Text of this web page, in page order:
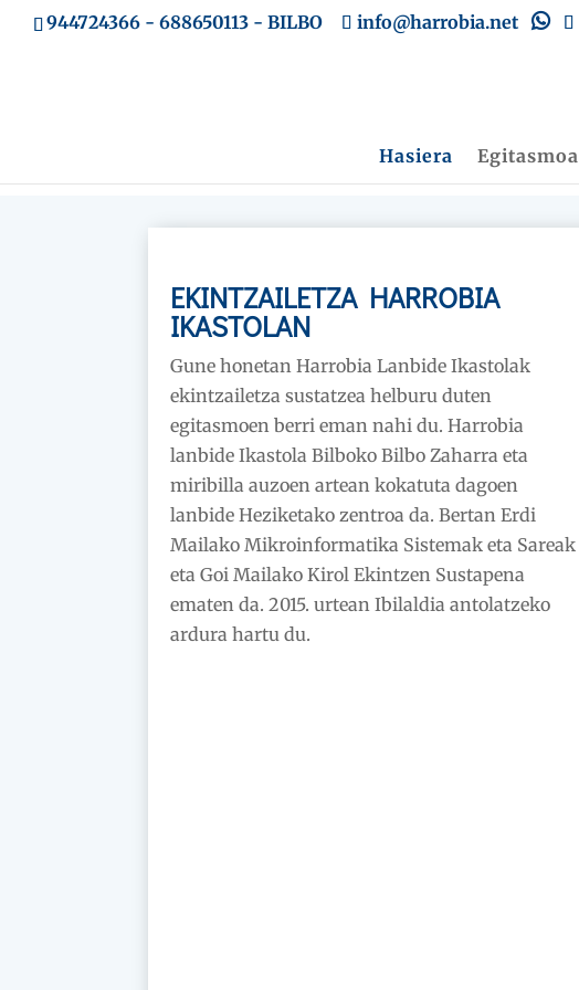
944724366 - 688650113 - BILBO info@harrobia.net
Hasiera Egitasmoa
EKINTZAILETZA HARROBIA
IKASTOLAN
Gune honetan Harrobia Lanbide Ikastolak
ekintzailetza sustatzea helburu duten
egitasmoen berri eman nahi du. Harrobia
lanbide Ikastola Bilboko Bilbo Zaharra eta
miribilla auzoen artean kokatuta dagoen
lanbide Heziketako zentroa da. Bertan Erdi
Mailako Mikroinformatika Sistemak eta Sareak
eta Goi Mailako Kirol Ekintzen Sustapena
ematen da. 2015. urtean Ibilaldia antolatzeko
ardura hartu du.